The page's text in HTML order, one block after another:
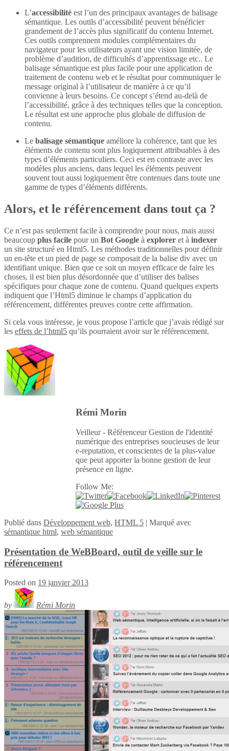
L’accessibilité est l’un des principaux avantages de balisage
sémantique. Les outils d’accessibilité peuvent bénéficier
grandement de l’accès plus significatif du contenu Internet.
Ces outils comprennent modules complémentaires du
navigateur pour les utilisateurs ayant une vision limitée, de
problème d’audition, de difficultés d’apprentissage etc.. Le
balisage sémantique est plus facile pour une application de
traitement de contenu web et le résultat pour communiquer le
message original à l’utilisateur de manière à ce qu’il
convienne à leurs besoins. Ce concept s’étend au-delà de
l’accessibilité, grâce à des techniques telles que la conception.
Le résultat est une approche plus globale de diffusion de
contenu.
Le balisage sémantique améliore la cohérence, tant que les
éléments de contenu sont plus logiquement attribuables à des
types d’éléments particuliers. Ceci est en contraste avec les
modèles plus anciens, dans lequel les éléments peuvent
souvent tout aussi logiquement être contenues dans toute une
gamme de types d’éléments différents.
Alors, et le référencement dans tout ça ?
Ce n’est pas seulement facile à comprendre pour nous, mais aussi
beaucoup plus facile pour un Bot Google à explorer et à indexer
un site structuré en Html5. Les méthodes traditionnelles pour définir
un en-tête et un pied de page se composait de la balise div avec un
identifiant unique. Bien que ce soit un moyen efficace de faire les
choses, il est bien plus désordonnée que d’utiliser des balises
spécifiques pour chaque zone de contenu. Quand quelques experts
indiquent que l’Html5 diminue le champs d’application du
référencement, différentes preuves contre cette affirmation.
Si cela vous intéresse, je vous propose l’article que j’avais rédigé sur
les effets de l’html5 qu’ils pourraient avoir sur le référencement.
Rémi Morin
Veilleur - Référenceur Gestion de l'identité
numérique des entreprises soucieuses de leur
e-reputation, et conscientes de la plus-value
que peut apporter la bonne gestion de leur
présence en ligne.
Follow Me:
Publié dans Développement web, HTML 5 | Marqué avec
sémantique html, web sémantique
Présentation de WeBBoard, outil de veille sur le
référencement
Posted on 19 janvier 2013
by Rémi Morin